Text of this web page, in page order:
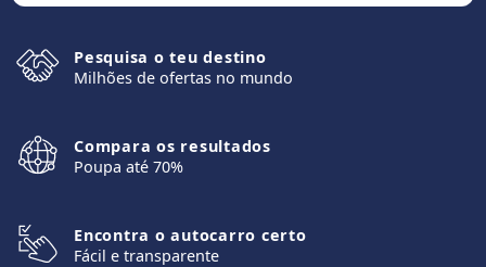
Pesquisa o teu destino
Milhões de ofertas no mundo
Compara os resultados
Poupa até 70%
Encontra o autocarro certo
Fácil e transparente